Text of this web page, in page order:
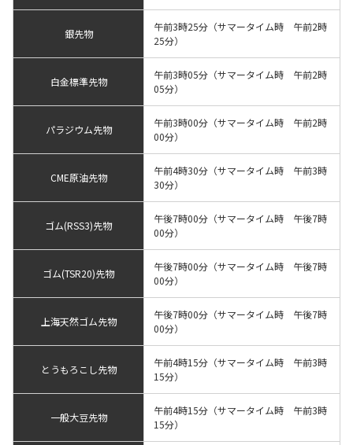
銀先物
午前3時25分（サマータイム時 午前2時
25分）
白金標準先物
午前3時05分（サマータイム時 午前2時
05分）
パラジウム先物
午前3時00分（サマータイム時 午前2時
00分）
CME原油先物
午前4時30分（サマータイム時 午前3時
30分）
ゴム(RSS3)先物
午後7時00分（サマータイム時 午後7時
00分）
ゴム(TSR20)先物
午後7時00分（サマータイム時 午後7時
00分）
上海天然ゴム先物
午後7時00分（サマータイム時 午後7時
00分）
とうもろこし先物
午前4時15分（サマータイム時 午前3時
15分）
一般大豆先物
午前4時15分（サマータイム時 午前3時
15分）